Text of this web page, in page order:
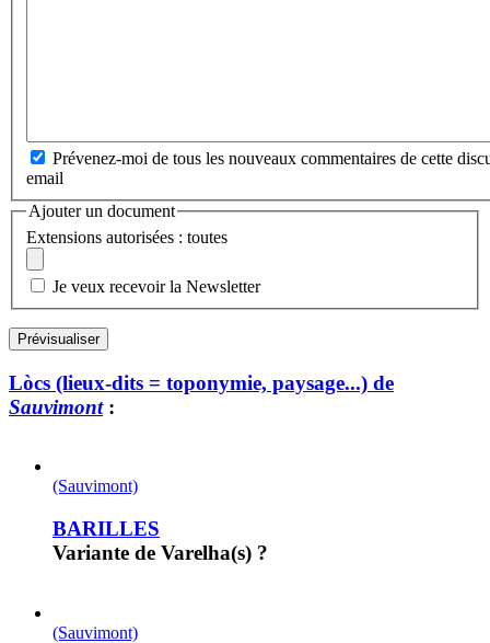
Prévenez-moi de tous les nouveaux commentaires de cette
email
Ajouter un document
Extensions autorisées : toutes
Je veux recevoir la Newsletter
Lòcs (lieux-dits = toponymie, paysage...) de
Sauvimont:
(Sauvimont)
BARILLES
Variante de Varelha(s) ?
(Sauvimont)